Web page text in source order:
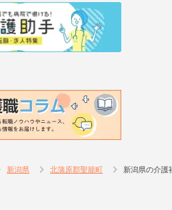
新潟県 北蒲原郡聖籠町 新潟県の介護